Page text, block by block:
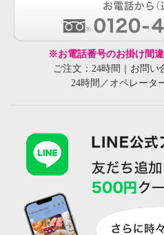
※お電話番号のお掛け間違
ご注文：24時間｜お問い
24時間／オペレータ